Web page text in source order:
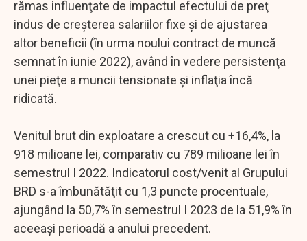
rămas influenţate de impactul efectului de preţ
indus de creşterea salariilor fixe şi de ajustarea
altor beneficii (în urma noului contract de muncă
semnat în iunie 2022), având în vedere persistenţa
unei pieţe a muncii tensionate şi inflaţia încă
ridicată.
Venitul brut din exploatare a crescut cu +16,4%, la
918 milioane lei, comparativ cu 789 milioane lei în
semestrul I 2022. Indicatorul cost/venit al Grupului
BRD s-a îmbunătăţit cu 1,3 puncte procentuale,
ajungând la 50,7% în semestrul I 2023 de la 51,9% în
aceeaşi perioadă a anului precedent.